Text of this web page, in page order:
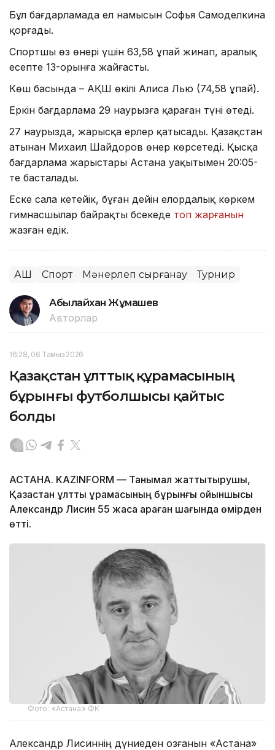
Бұл бағдарламада ел намысын Софья Самоделкина
қорғады.
Спортшы өз өнері үшін 63,58 ұпай жинап, аралық
есепте 13-орынға жайғасты.
Көш басында – АҚШ өкілі Алиса Лью (74,58 ұпай).
Еркін бағдарлама 29 наурызға қараған түні өтеді.
27 наурызда, жарысқа ерлер қатысады. Қазақстан
атынан Михаил Шайдоров өнер көрсетеді. Қысқа
бағдарлама жарыстары Астана уақытымен 20:05-
те басталады.
Еске сала кетейік, бұған дейін елордалық көркем
гимнасшылар байрақты бәсекеде топ жарғанын
жазған едік.
АҚШ Спорт Мәнерлеп сырғанау Турнир
Абылайхан Жұмашев
Авторлар
16:28, 06 Тамыз 2026
Қазақстан ұлттық құрамасының
бұрынғы футболшысы қайтыс
болды
АСТАНА. KAZINFORM — Танымал жаттықтырушы,
Қазақстан ұлттық құрамасының бұрынғы ойыншысы
Александр Лисин 55 жасқа қараған шағында өмірден
өтті.
Фото: «Астана» ФК
Александр Лисиннің дүниеден озғанын «Астана»